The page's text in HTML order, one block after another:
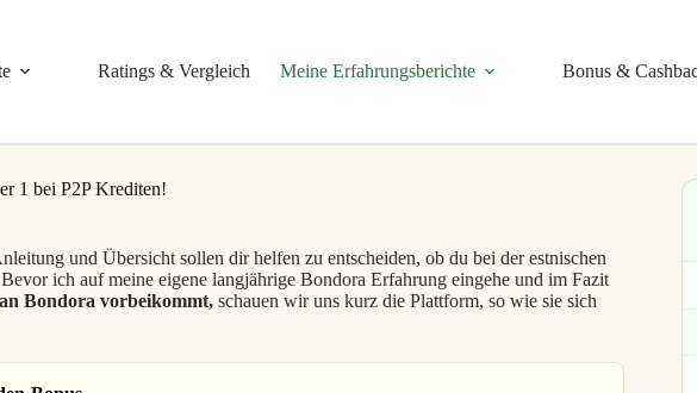
Ratings & Vergleich Meine Erfahrungsberichte Bonus &
1 bei P2P Krediten!
und Übersicht sollen dir helfen zu entscheiden, ob du bei der estnischen
ich auf meine eigene langjährige Bondora Erfahrung eingehe und im Fazit
Bondora vorbeikommt, schauen wir uns kurz die Plattform, so wie sie sich